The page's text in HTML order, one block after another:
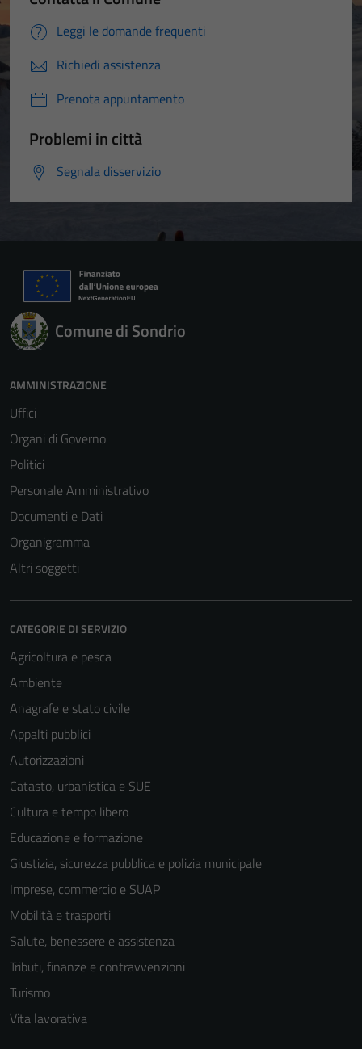
Leggi le domande frequenti
Richiedi assistenza
Prenota appuntamento
Problemi in città
Segnala disservizio
Comune di Sondrio
AMMINISTRAZIONE
Uffici
Organi di Governo
Politici
Personale Amministrativo
Documenti e Dati
Organigramma
Altri soggetti
CATEGORIE DI SERVIZIO
Agricoltura e pesca
Ambiente
Anagrafe e stato civile
Appalti pubblici
Autorizzazioni
Catasto, urbanistica e SUE
Cultura e tempo libero
Educazione e formazione
Giustizia, sicurezza pubblica e polizia municipale
Imprese, commercio e SUAP
Mobilità e trasporti
Salute, benessere e assistenza
Tributi, finanze e contravvenzioni
Turismo
Vita lavorativa